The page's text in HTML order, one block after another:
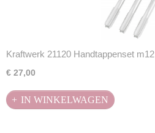
Kraftwerk 21120 Handtappenset m12
€ 27,00
IN WINKELWAGEN